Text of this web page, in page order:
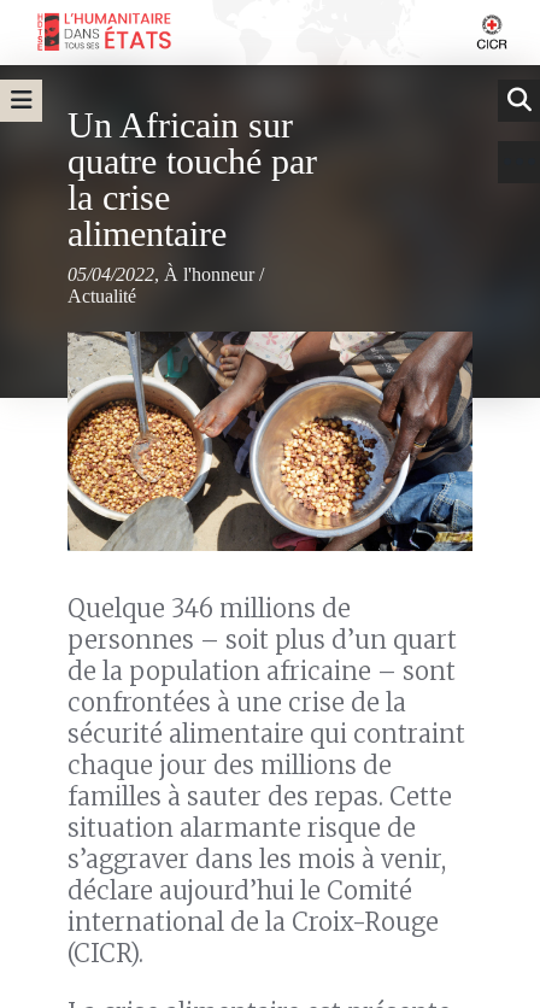
Un Africain sur
quatre touché par
la crise
alimentaire
05/04/2022, À l'honneur/
Actualité
Quelque 346 millions de
personnes – soit plus d’un quart
de la population africaine – sont
confrontées à une crise de la
sécurité alimentaire qui contraint
chaque jour des millions de
familles à sauter des repas. Cette
situation alarmante risque de
s’aggraver dans les mois à venir,
déclare aujourd’hui le Comité
international de la Croix-Rouge
(CICR).